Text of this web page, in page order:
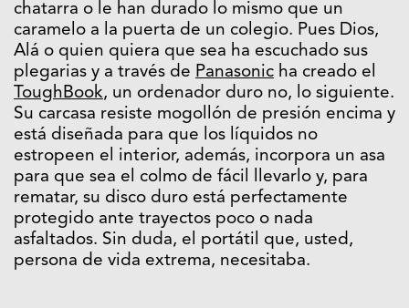
chatarra o le han durado lo mismo que un
caramelo a la puerta de un colegio. Pues Dios,
Alá o quien quiera que sea ha escuchado sus
plegarias y a través de Panasonic ha creado el
ToughBook, un ordenador duro no, lo siguiente.
Su carcasa resiste mogollón de presión encima y
está diseñada para que los líquidos no
estropeen el interior, además, incorpora un asa
para que sea el colmo de fácil llevarlo y, para
rematar, su disco duro está perfectamente
protegido ante trayectos poco o nada
asfaltados. Sin duda, el portátil que, usted,
persona de vida extrema, necesitaba.